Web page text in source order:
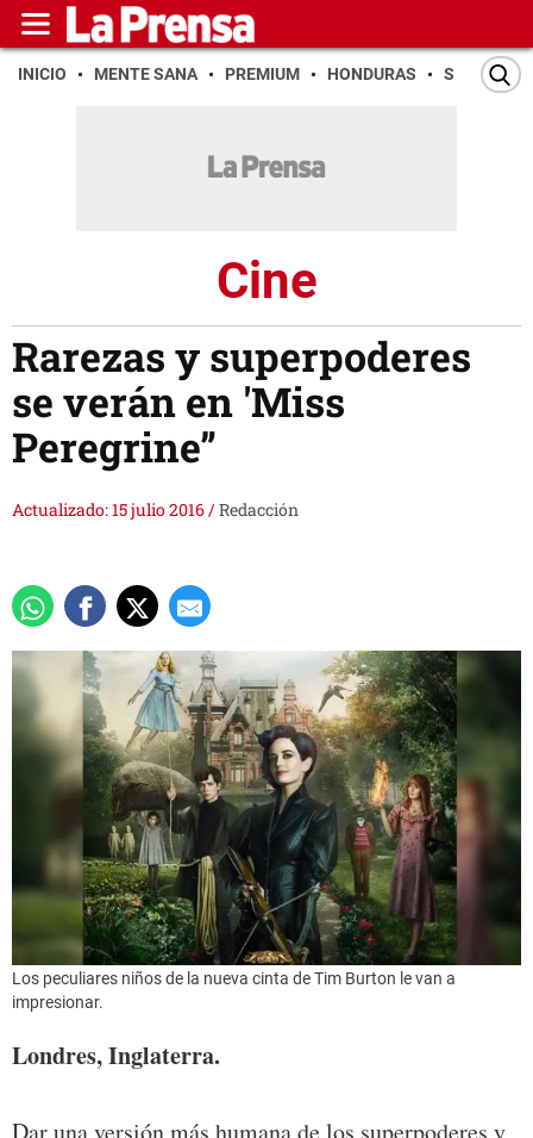
INICIO MENTE SANA PREMIUM HONDURAS SAN PEDRO
Cine
Rarezas y superpoderes
se verán en 'Miss
Peregrine”
Actualizado: 15 julio 2016/Redacción
Los peculiares niños de la nueva cinta de Tim Burton le van a
impresionar.
Londres, Inglaterra.